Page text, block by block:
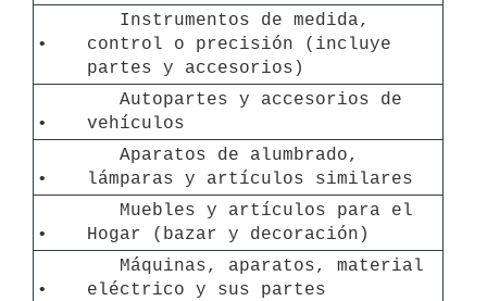
•
control o precisión (incluye
partes y accesorios)
•
vehículos
•
lámparas y artículos similares
•
Hogar (bazar y decoración)
•
eléctrico y sus partes